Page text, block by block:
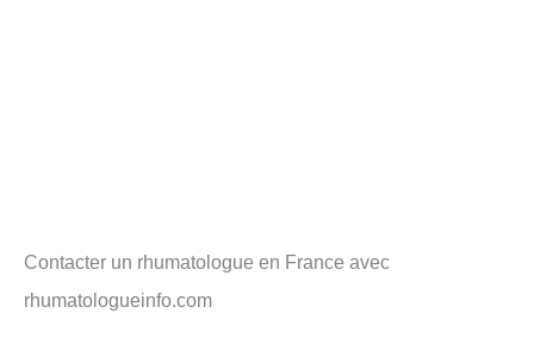
Contacter un rhumatologue en France avec
rhumatologueinfo.com